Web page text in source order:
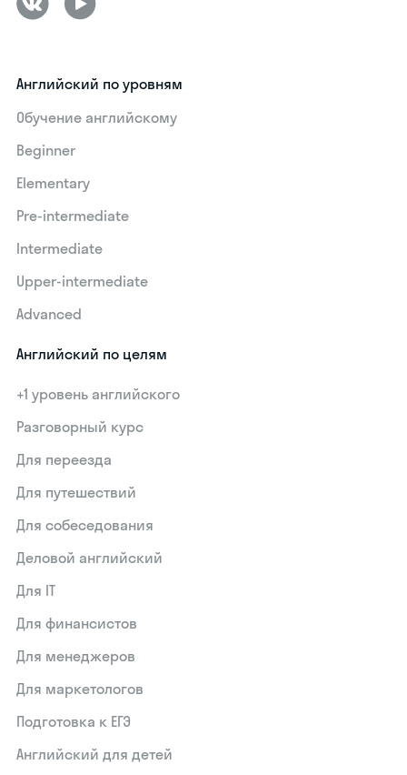
Английский по уровням
Обучение английскому
Beginner
Elementary
Pre-intermediate
Intermediate
Upper-intermediate
Advanced
Английский по целям
+1 уровень английского
Разговорный курс
Для переезда
Для путешествий
Для собеседования
Деловой английский
Для IT
Для финансистов
Для менеджеров
Для маркетологов
Подготовка к ЕГЭ
Английский для детей